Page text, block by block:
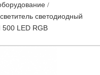
светодиодный
LED RGB